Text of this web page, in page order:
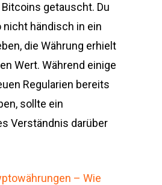
getauscht. Du
händisch in ein
die Währung erhielt
Wert. Während einige
Regularien bereits
sollte ein
Verständnis darüber
– Wie